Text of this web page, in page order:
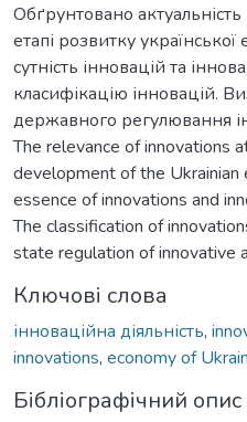
Обґрунтовано
етапі розвитку
сутність інновацій та
класифікацію інновацій.
державного регулювання
The relevance of innovations
development of the Ukrainian
essence of innovations and
The classification of
state regulation of innovative
Ключові слова
інноваційна діяльність,
innovations, economy of
Бібліографічний опис